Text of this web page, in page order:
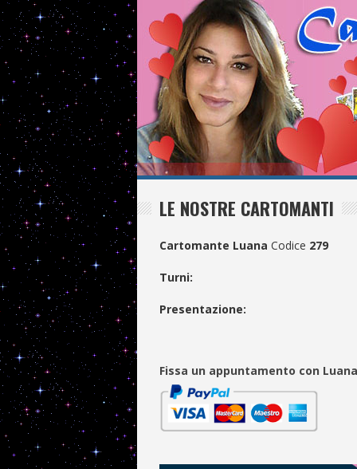
LE NOSTRE CARTOMANTI
Cartomante Luana Codice 279
Turni:
Presentazione:
Fissa un appuntamento con Luana